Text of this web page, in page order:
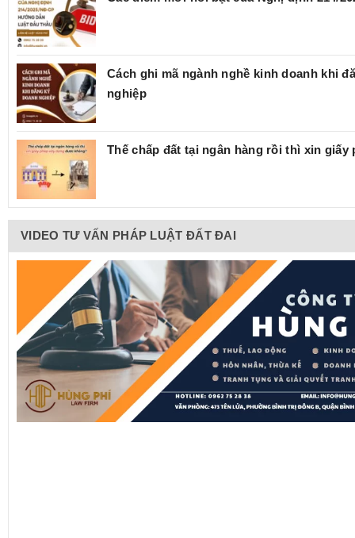
Cách ghi mã ngành nghề kinh doanh khi
nghiệp
Thế chấp đất tại ngân hàng rồi thì xin
VIDEO TƯ VẤN PHÁP LUẬT ĐẤT ĐAI